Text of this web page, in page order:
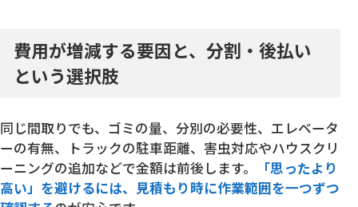
費用が増減する要因と、分割・後払い
という選択肢
同じ間取りでも、ゴミの量、分別の必要性、エレベータ
ーの有無、トラックの駐車距離、害虫対応やハウスクリ
ーニングの追加などで金額は前後します。
「思ったより
高い」を避けるには、見積もり時に作業範囲を一つずつ